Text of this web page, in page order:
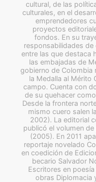
cultural, de las
culturales, en el
emprendedores
proyectos
fondos. En su
responsabilidades de
entre las que destaca
las embajadas de
gobierno de
la Medalla al Mérito
campo. Cuenta con
de su quehacer
Desde la frontera
mismo cuero salen
2002). La editorial
publicó el volumen
(2005). En 2011
reportaje novelado
en coedición de
becario Salvador
Escritores en
obras Diplomacia